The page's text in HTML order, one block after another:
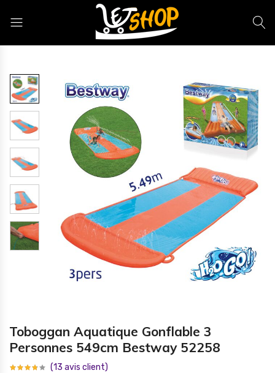
Toboggan Aquatique Gonflable 3
Personnes 549cm Bestway 52258
(13 avis client)